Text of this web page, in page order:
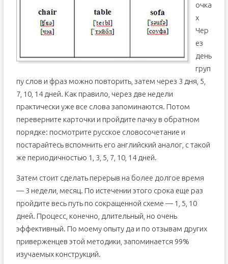
очка
х
Чер
ез
день
груп
пу слов и фраз можно повторить, затем через 3 дня, 5,
7, 10, 14 дней. Как правило, через две недели
практически уже все слова запоминаются. Потом
переверните карточки и пройдите пачку в обратном
порядке: посмотрите русское словосочетание и
постарайтесь вспомнить его английский аналог, с такой
же периодичностью 1, 3, 5, 7, 10, 14 дней.
Затем стоит сделать перерыв на более долгое время
— 3 недели, месяц. По истечении этого срока еще раз
пройдите весь путь по сокращенной схеме — 1, 5, 10
дней. Процесс, конечно, длительный, но очень
эффективный. По моему опыту да и по отзывам других
приверженцев этой методики, запоминается 99%
изучаемых конструкций.